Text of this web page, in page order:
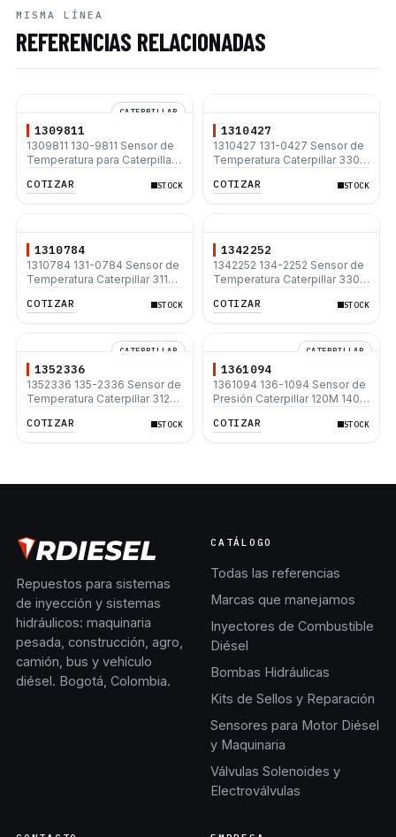
MISMA LÍNEA
REFERENCIAS RELACIONADAS
CATERPILLAR
1309811
1309811 130-9811 Sensor de
Temperatura para Caterpillar
COTIZAR STOCK
1310427
1310427 131-0427 Sensor de
Temperatura Caterpillar 3304
D6N
COTIZAR STOCK
1310784
1310784 131-0784 Sensor de
Temperatura Caterpillar 3116
COTIZAR STOCK
1342252
1342252 134-2252 Sensor de
Temperatura Caterpillar 3304
D6N
COTIZAR STOCK
CATERPILLAR
1352336
1352336 135-2336 Sensor de
Temperatura Caterpillar 312B
COTIZAR STOCK
CATERPILLAR
1361094
1361094 136-1094 Sensor de
Presión Caterpillar 120M 140M
COTIZAR STOCK
Repuestos para sistemas
de inyección y sistemas
hidráulicos: maquinaria
pesada, construcción, agro,
camión, bus y vehículo
diésel. Bogotá, Colombia.
CATÁLOGO
Todas las referencias
Marcas que manejamos
Inyectores de Combustible
Diésel
Bombas Hidráulicas
Kits de Sellos y Reparación
Sensores para Motor Diésel
y Maquinaria
Válvulas Solenoides y
Electroválvulas